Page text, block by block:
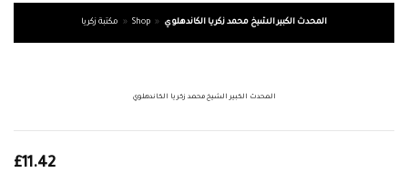
مكتبة زكريا » Shop » المحدث الكبير الشيخ محمد زكريا الكاندهلوي
المحدث الكبير الشيخ محمد زكريا الكاندهلوي
£11.42